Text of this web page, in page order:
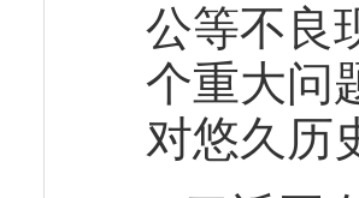
公等不良
个重大问
对悠久历